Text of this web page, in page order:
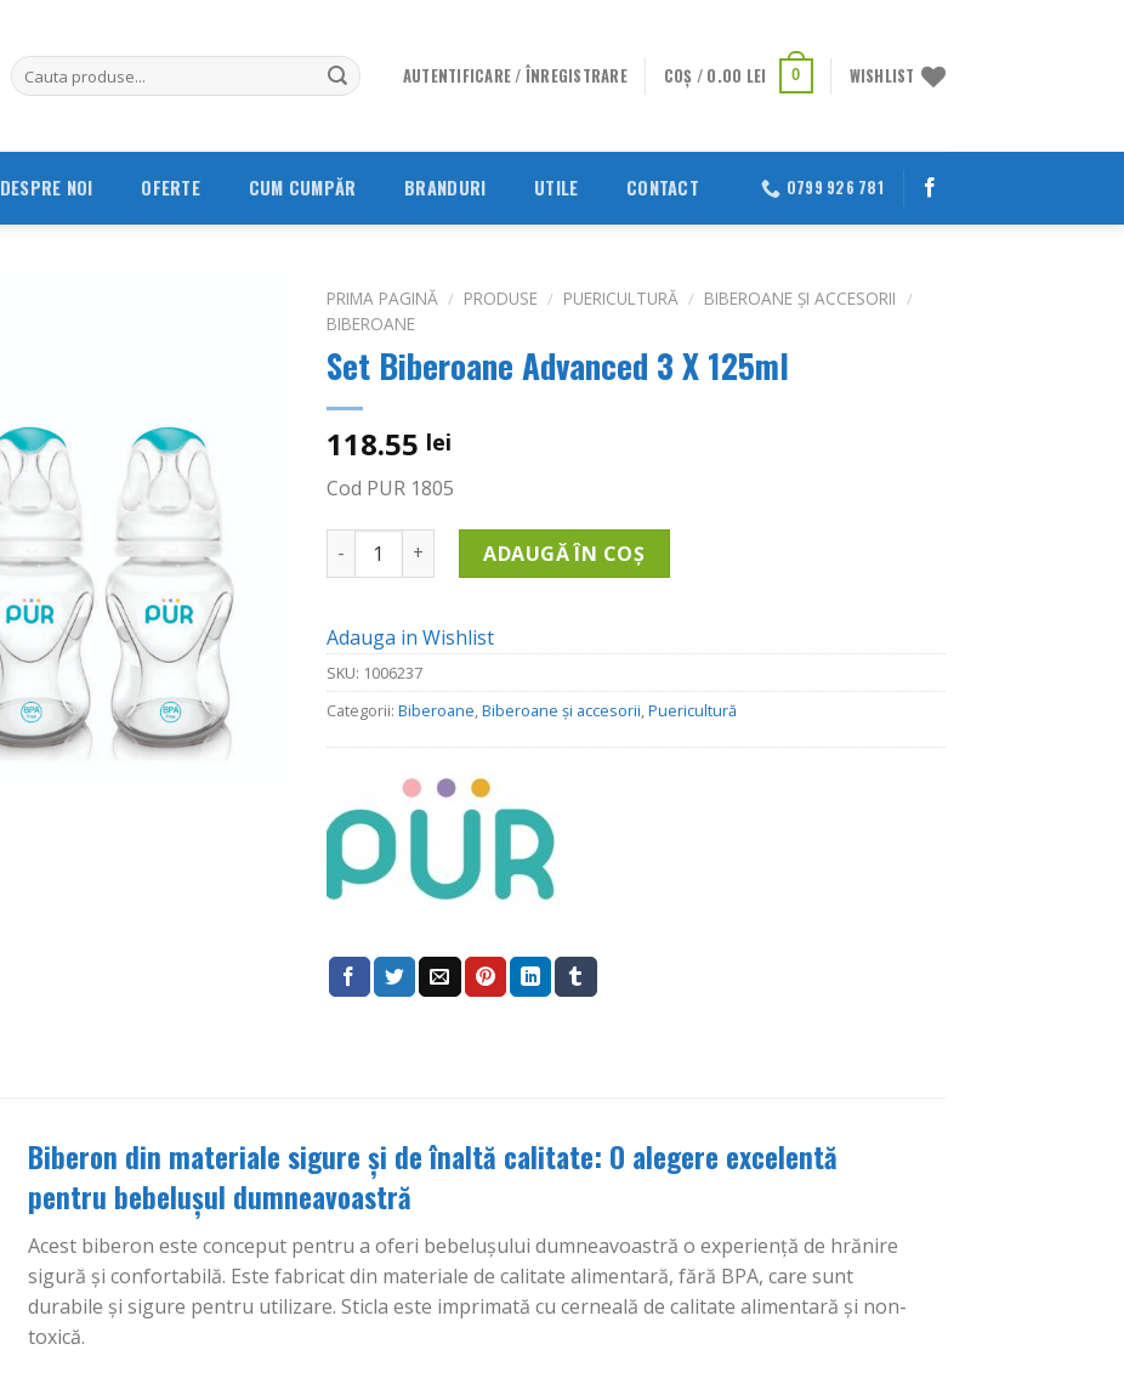
AUTENTIFICARE / ÎNREGISTRARE COȘ / 0.00 LEI 0 WISHLIST
DESPRE NOI OFERTE CUM CUMPĂR BRANDURI UTILE CONTACT 0799 926 781
PRIMA PAGINĂ / PRODUSE / PUERICULTURĂ / BIBEROANE ȘI ACCESORII /
BIBEROANE
Set Biberoane Advanced 3 X 125ml
118.55 lei
Cod PUR 1805
Cantitate Set Biberoane Advanced 3 X 125ml
ADAUGĂ ÎN COȘ
Adauga in Wishlist
SKU: 1006237
Categorii: Biberoane Biberoane și accesorii Puericultură
Biberon din materiale sigure și de înaltă calitate: O alegere excelentă
pentru bebelușul dumneavoastră
Acest biberon este conceput pentru a oferi bebelușului dumneavoastră o experiență de hrănire
sigură și confortabilă. Este fabricat din materiale de calitate alimentară, fără BPA, care sunt
durabile și sigure pentru utilizare. Sticla este imprimată cu cerneală de calitate alimentară și non-
toxică.